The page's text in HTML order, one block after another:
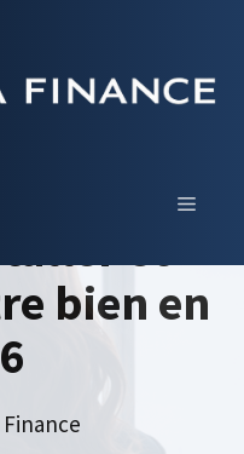
MENU
: le
pour
et
bien en
Finance